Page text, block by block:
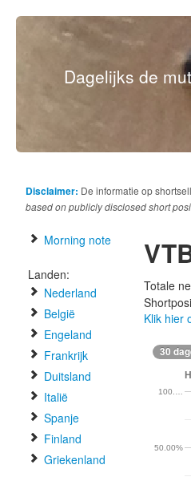
Dagelijks de
Disclaimer: De informatie op
based on publicly disclosed short
Morning note
Landen:
Nederland
België
Engeland
Frankrijk
Duitsland
Italië
Spanje
Finland
Griekenland
Totale
Klik hier
30
50.00%
100.…